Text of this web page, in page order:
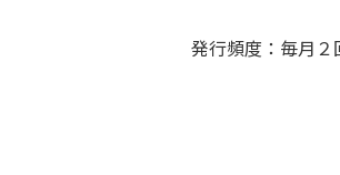
発行頻度：毎月２